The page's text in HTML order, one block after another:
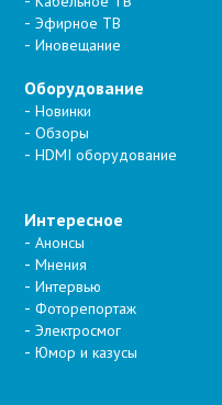
Эфирное ТВ
Иновещание
Оборудование
Новинки
Обзоры
HDMI оборудование
Интересное
Анонсы
Мнения
Интервью
Фоторепортаж
Электросмог
Юмор и казусы